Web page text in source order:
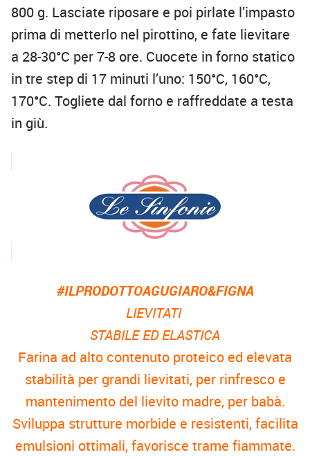
800 g. Lasciate riposare e poi pirlate l’impasto
prima di metterlo nel pirottino, e fate lievitare
a 28-30°C per 7-8 ore. Cuocete in forno statico
in tre step di 17 minuti l’uno: 150°C, 160°C,
170°C. Togliete dal forno e raffreddate a testa
in giù.
#ILPRODOTTOAGUGIARO&FIGNA
LIEVITATI
STABILE ED ELASTICA
Farina ad alto contenuto proteico ed elevata
stabilità per grandi lievitati, per rinfresco e
mantenimento del lievito madre, per babà.
Sviluppa strutture morbide e resistenti, facilita
emulsioni ottimali, favorisce trame fiammate.